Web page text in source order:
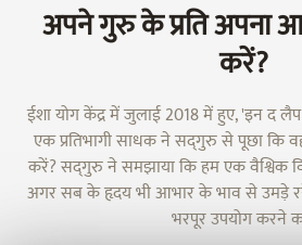
अपने गुरु के प्रति अपना
करें?
ईशा योग केंद्र में जुलाई 2018 में हुए, 'इन द
एक प्रतिभागी साधक ने सद्‌गुरु से पूछा कि
करें? सद्‌गुरु ने समझाया कि हम एक वैश्विक
अगर सब के हृदय भी आभार के भाव से उमड़े
भरपूर उपयोग करने